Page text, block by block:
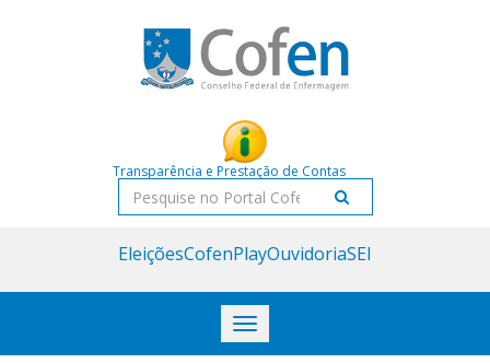
Transparência e Prestação de Contas
Pesquisar
EleiçõesCofenPlayOuvidoriaSEI
Toggle
navigation